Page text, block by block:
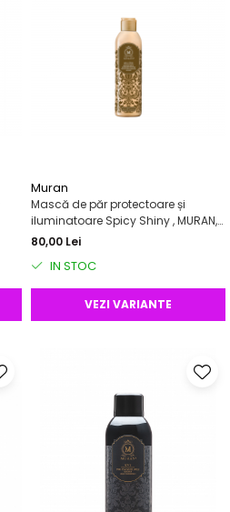
Muran
Mască de păr protectoare și
iluminatoare Spicy Shiny , MURAN,
200 ml
80,00 Lei
IN STOC
VEZI VARIANTE